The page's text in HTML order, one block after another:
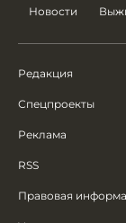
Новости
Редакция
Спецпроекты
Реклама
RSS
Правовая